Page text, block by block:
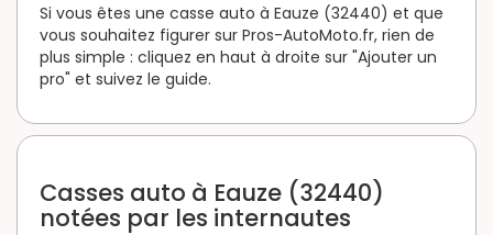
Si vous êtes une casse auto à Eauze (32440) et que
vous souhaitez figurer sur Pros-AutoMoto.fr, rien de
plus simple : cliquez en haut à droite sur "Ajouter un
pro" et suivez le guide.
Casses auto à Eauze (32440)
notées par les internautes